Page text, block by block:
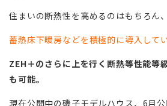
住まいの断熱性を高めるのはもちろん、
蓄熱床下暖房などを積極的に導入して
ZEH＋のさらに上を行く断熱等性能等
も可能。
現在公開中の磯子モデルハウス、6月